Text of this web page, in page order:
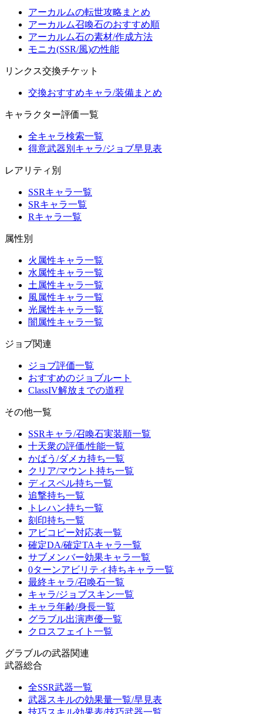
アーカルムの転世攻略まとめ
アーカルム召喚石のおすすめ順
アーカルム石の素材/作成方法
モニカ(SSR/風)の性能
リンクス交換チケット
交換おすすめキャラ/装備まとめ
キャラクター評価一覧
全キャラ検索一覧
得意武器別キャラ/ジョブ早見表
レアリティ別
SSRキャラ一覧
SRキャラ一覧
Rキャラ一覧
属性別
火属性キャラ一覧
水属性キャラ一覧
土属性キャラ一覧
風属性キャラ一覧
光属性キャラ一覧
闇属性キャラ一覧
ジョブ関連
ジョブ評価一覧
おすすめのジョブルート
ClassIV解放までの道程
その他一覧
SSRキャラ/召喚石実装順一覧
十天衆の評価/性能一覧
かばう/ダメカ持ち一覧
クリア/マウント持ち一覧
ディスペル持ち一覧
追撃持ち一覧
トレハン持ち一覧
刻印持ち一覧
アビコピー対応表一覧
確定DA/確定TAキャラ一覧
サブメンバー効果キャラ一覧
0ターンアビリティ持ちキャラ一覧
最終キャラ/召喚石一覧
キャラ/ジョブスキン一覧
キャラ年齢/身長一覧
グラブル出演声優一覧
クロスフェイト一覧
グラブルの武器関連
武器総合
全SSR武器一覧
武器スキルの効果量一覧/早見表
技巧スキル効果表/技巧武器一覧